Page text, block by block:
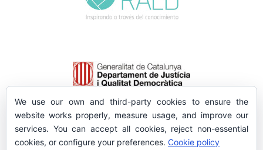
We use our own and third-party cookies to ensure the
website works properly, measure usage, and improve our
services. You can accept all cookies, reject non-essential
cookies, or configure your preferences. Cookie policy